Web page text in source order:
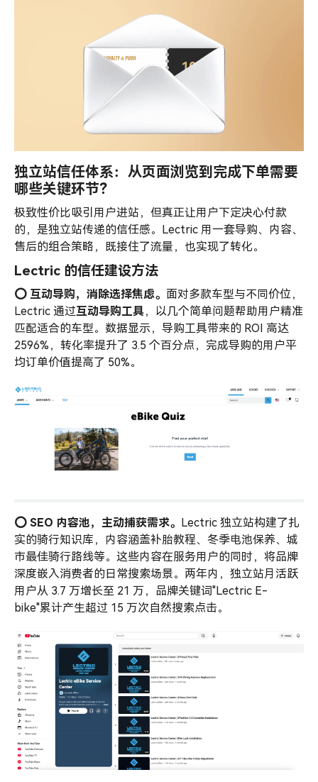
独立站信任体系：从页面浏览到完成下单需要
哪些关键环节？
极致性价比吸引用户进站，但真正让用户下定决心付款
的，是独立站传递的信任感。Lectric 用一套导购、内容、
售后的组合策略，既接住了流量，也实现了转化。
Lectric 的信任建设方法
⭕️ 互动导购，消除选择焦虑。 面对多款车型与不同价位，
Lectric 通过互动导购工具，以几个简单问题帮助用户精准
匹配适合的车型。数据显示，导购工具带来的 ROI 高达
2596%，转化率提升了 3.5 个百分点，完成导购的用户平
均订单价值提高了 50%。
⭕️ SEO 内容池，主动捕获需求。
Lectric 独立站构建了扎
实的骑行知识库，内容涵盖补胎教程、冬季电池保养、城
市最佳骑行路线等。这些内容在服务用户的同时，将品牌
深度嵌入消费者的日常搜索场景。两年内，独立站月活跃
用户从 3.7 万增长至 21 万，品牌关键词"Lectric E-
bike"累计产生超过 15 万次自然搜索点击。